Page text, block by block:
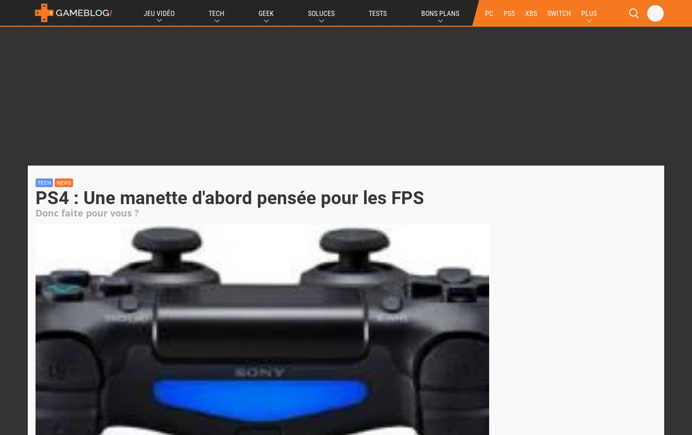
JEU VIDÉO TECH GEEK SOLUCES TESTS BONS PLANS PC PS5 XBS SWITCH PLUS
TECH NEWS
PS4 : Une manette d'abord pensée pour les FPS
Donc faite pour vous ?